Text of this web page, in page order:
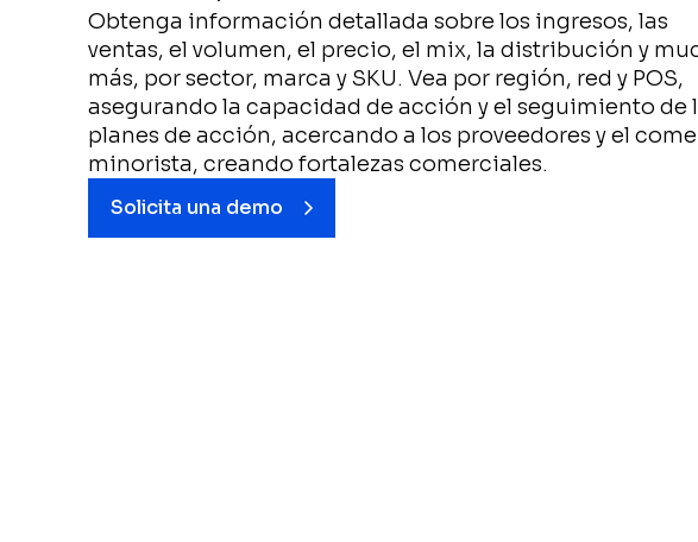
Obtenga información detallada sobre los ingresos, las
ventas, el volumen, el precio, el mix, la distribución y
más, por sector, marca y SKU. Vea por región, red y POS,
asegurando la capacidad de acción y el seguimiento de
planes de acción, acercando a los proveedores y el
minorista, creando fortalezas comerciales.
Solicita una demo